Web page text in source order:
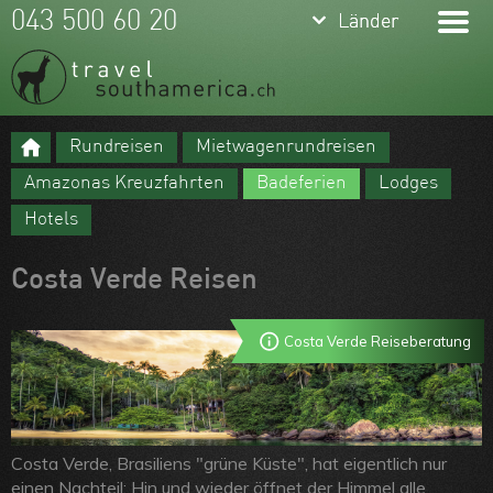
Meine Favoriten
Team
Feedbacks
Kontakt
ARVB
keyboard_arrow_down Länder
Chile
Peru
Uruguay
Paraguay
Guyanas
keyboard_arrow_down Länder
043 500 60 20
Rundreisen
Mietwagenrundreisen
Amazonas Kreuzfahrten
Badeferien
Lodges
Hotels
Costa Verde Reisen
Costa Verde Reiseberatung
Costa Verde, Brasiliens "grüne Küste", hat eigentlich nur
einen Nachteil: Hin und wieder öffnet der Himmel alle